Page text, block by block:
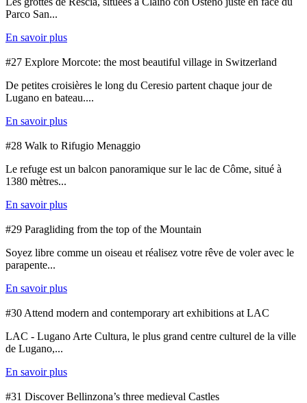
Parco San...
En savoir plus
#27 Explore Morcote: the most beautiful village in Switzerland
De petites croisières le long du Ceresio partent chaque jour de
Lugano en bateau....
En savoir plus
#28 Walk to Rifugio Menaggio
Le refuge est un balcon panoramique sur le lac de Côme, situé à
1380 mètres...
En savoir plus
#29 Paragliding from the top of the Mountain
Soyez libre comme un oiseau et réalisez votre rêve de voler avec le
parapente...
En savoir plus
#30 Attend modern and contemporary art exhibitions at LAC
LAC - Lugano Arte Cultura, le plus grand centre culturel de la ville
de Lugano,...
En savoir plus
#31 Discover Bellinzona’s three medieval Castles